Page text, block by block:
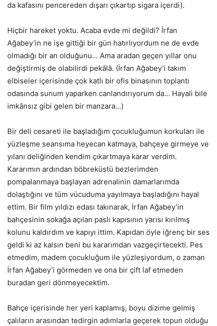
da kafasını pencereden dışarı çıkartıp sigara içerdi).
Hiçbir hareket yoktu. Acaba evde mi değildi? İrfan
Ağabey’in ne işe gittiği bir gün hatırlıyordum ne de evde
olmadığı bir an olduğunu… Ama aradan geçen yıllar onu
değiştirmiş de olabilirdi pekâlâ. (İrfan Ağabey’i takım
elbiseler içerisinde çok katlı bir ofis binasının toplantı
odasında sunum yaparken canlandırıyorum da… Hayali bile
imkânsız gibi gelen bir manzara…)
Bir deli cesareti ile başladığım çocukluğumun korkuları ile
yüzleşme seansıma heyecan katmaya, bahçeye girmeye ve
yılanı deliğinden kendim çıkartmaya karar verdim.
Kararımın ardından böbreküstü bezlerimden
pompalanmaya başlayan adrenalinin damarlarımda
dolaştığını ve tüm vücuduma yayılmaya başladığını hayal
ettim. Bir film yıldızı edası takınarak, İrfan Ağabey’in
bahçesinin sokağa açılan paslı kapısının yarısı kırılmış
kolunu kaldırdım ve kapıyı ittim. Kapıdan öyle iğrenç bir ses
geldi ki az kalsın beni bu kararımdan vazgeçirtecekti. Pes
etmedim, madem çocukluğum ile yüzleşiyordum, o zaman
İrfan Ağabey’i görmeden ve ona bir çift laf etmeden
buradan geri dönmeyecektim.
Bahçe içerisinde her yeri kaplamış, boyu dizime gelmiş
çalıların arasından tedirgin adımlarla geçerek topun olduğu